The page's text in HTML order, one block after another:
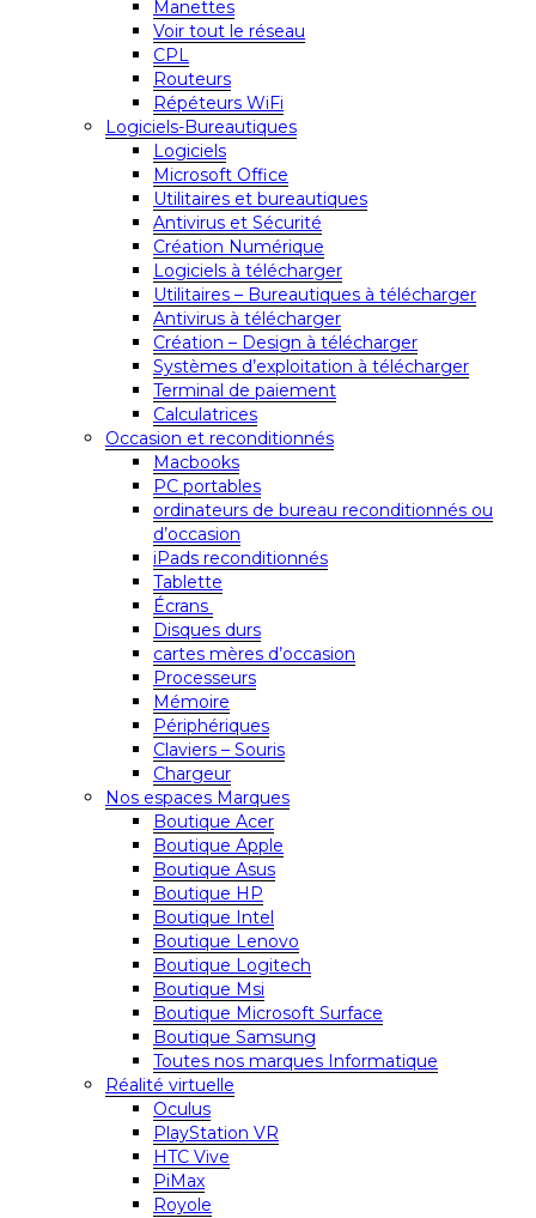
Manettes
Voir tout le réseau
CPL
Routeurs
Répéteurs WiFi
Logiciels-Bureautiques
Logiciels
Microsoft Office
Utilitaires et bureautiques
Antivirus et Sécurité
Création Numérique
Logiciels à télécharger
Utilitaires – Bureautiques à télécharger
Antivirus à télécharger
Création – Design à télécharger
Systèmes d’exploitation à télécharger
Terminal de paiement
Calculatrices
Occasion et reconditionnés
Macbooks
PC portables
ordinateurs de bureau reconditionnés ou
d’occasion
iPads reconditionnés
Tablette
Écrans
Disques durs
cartes mères d’occasion
Processeurs
Mémoire
Périphériques
Claviers – Souris
Chargeur
Nos espaces Marques
Boutique Acer
Boutique Apple
Boutique Asus
Boutique HP
Boutique Intel
Boutique Lenovo
Boutique Logitech
Boutique Msi
Boutique Microsoft Surface
Boutique Samsung
Toutes nos marques Informatique
Réalité virtuelle
Oculus
PlayStation VR
HTC Vive
PiMax
Royole